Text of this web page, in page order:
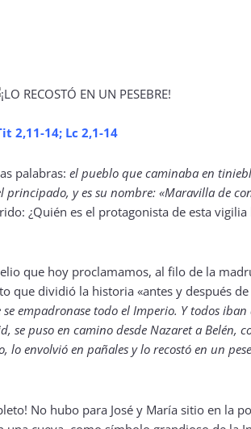
2,11-14; Lc 2,1-14
palabras: el pueblo que caminaba en
y es su nombre: «Maravilla de
¿Quién es el protagonista de esta
que hoy proclamamos, al filo de la
que dividió la historia «antes y después de
empadronase todo el Imperio. Y todos
se puso en camino desde Nazaret a Belén,
envolvió en pañales y lo recostó en un
No hubo para José y María sitio en la